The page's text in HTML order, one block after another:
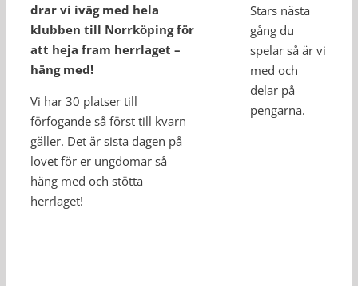
drar vi iväg med hela
klubben till Norrköping för
att heja fram herrlaget –
häng med!
Vi har 30 platser till
förfogande så först till kvarn
gäller. Det är sista dagen på
lovet för er ungdomar så
häng med och stötta
herrlaget!
Stars nästa
gång du
spelar så är vi
med och
delar på
pengarna.